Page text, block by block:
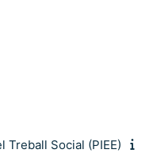
Treball Social (PIEE)